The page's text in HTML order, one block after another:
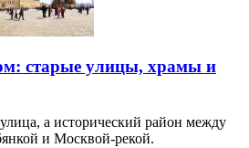
старые улицы, храмы и
а исторический район между
и Москвой-рекой.